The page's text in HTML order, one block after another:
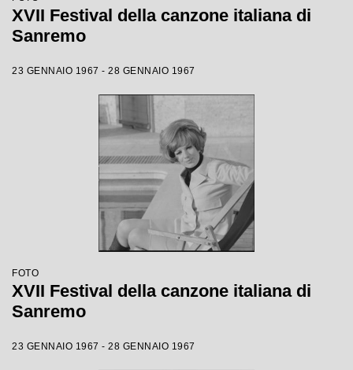
XVII Festival della canzone italiana di
Sanremo
23 GENNAIO 1967 - 28 GENNAIO 1967
FOTO
XVII Festival della canzone italiana di
Sanremo
23 GENNAIO 1967 - 28 GENNAIO 1967